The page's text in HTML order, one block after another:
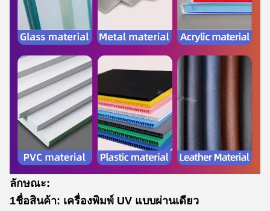
ลักษณะ:
1ชื่อสินค้า: เครื่องพิมพ์ UV แบบผ่านเดียว